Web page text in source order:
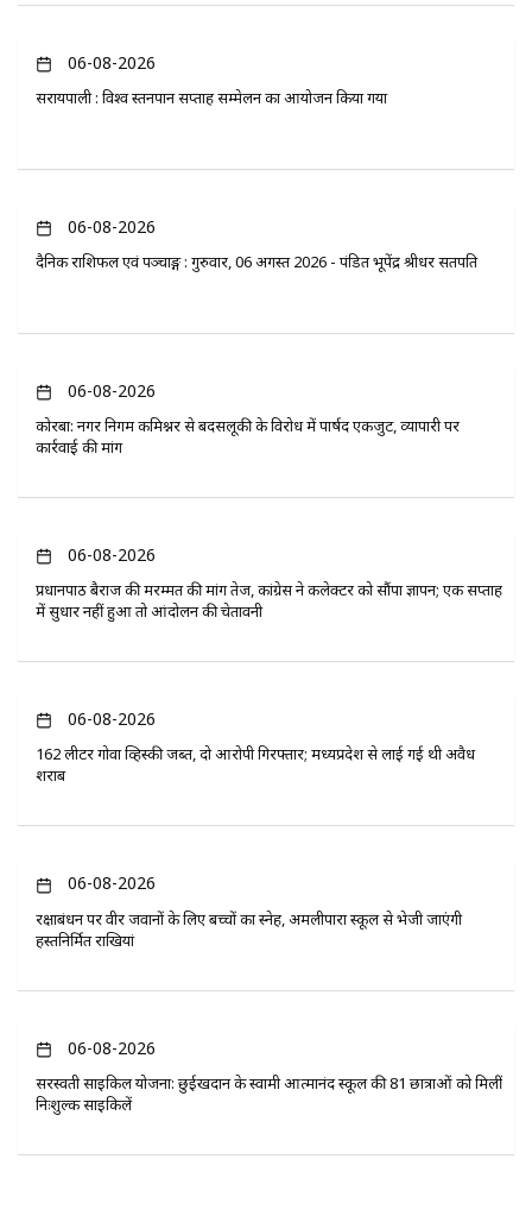
06-08-2026
सरायपाली : विश्व स्तनपान सप्ताह सम्मेलन का आयोजन किया गया
06-08-2026
दैनिक राशिफल एवं पञ्चाङ्ग : गुरुवार, 06 अगस्त 2026 - पंडित भूपेंद्र श्रीधर सतपति
06-08-2026
कोरबा: नगर निगम कमिश्नर से बदसलूकी के विरोध में पार्षद एकजुट, व्यापारी पर
कार्रवाई की मांग
06-08-2026
प्रधानपाठ बैराज की मरम्मत की मांग तेज, कांग्रेस ने कलेक्टर को सौंपा ज्ञापन; एक सप्ताह
में सुधार नहीं हुआ तो आंदोलन की चेतावनी
06-08-2026
162 लीटर गोवा व्हिस्की जब्त, दो आरोपी गिरफ्तार; मध्यप्रदेश से लाई गई थी अवैध
शराब
06-08-2026
रक्षाबंधन पर वीर जवानों के लिए बच्चों का स्नेह, अमलीपारा स्कूल से भेजी जाएंगी
हस्तनिर्मित राखियां
06-08-2026
सरस्वती साइकिल योजना: छुईखदान के स्वामी आत्मानंद स्कूल की 81 छात्राओं को मिलीं
निःशुल्क साइकिलें